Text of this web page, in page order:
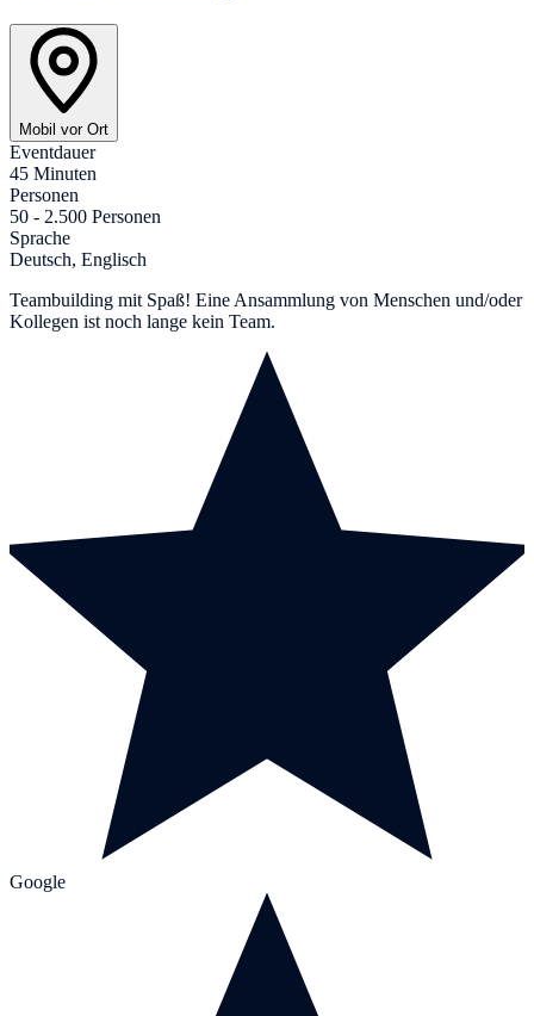
Mobil vor Ort
Eventdauer
45 Minuten
Personen
50 - 2.500 Personen
Sprache
Deutsch, Englisch
Teambuilding mit Spaß! Eine Ansammlung von Menschen und/oder
Kollegen ist noch lange kein Team.
Google